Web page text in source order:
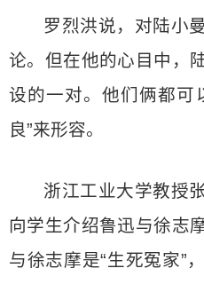
罗烈洪说，对陆小
论。但在他的心目中，
设的一对。他们俩都可
良”来形容。
浙江工业大学教授
向学生介绍鲁迅与徐志
与徐志摩是“生死冤家”